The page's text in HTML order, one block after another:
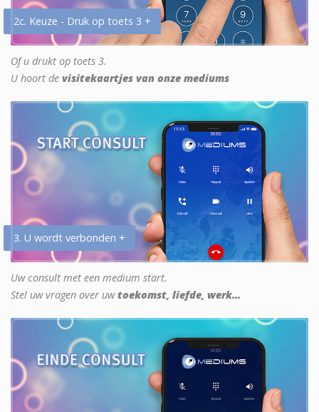
2c. Keuze - Druk op toets 3 +
Of u drukt op toets 3.
U hoort de visitekaartjes van onze mediums
3. U wordt verbonden +
Uw consult met een medium start.
Stel uw vragen over uwtoekomst, liefde, werk...